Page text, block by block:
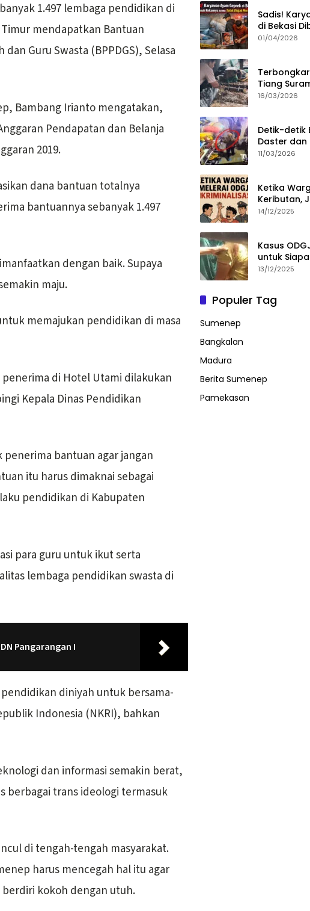
1.497 lembaga pendidikan di
mendapatkan Bantuan
Guru Swasta (BPPDGS), Selasa
Bambang Irianto mengatakan,
Pendapatan dan Belanja
2019.
dana bantuan totalnya
bantuannya sebanyak 1.497
dengan baik. Supaya
maju.
memajukan pendidikan di masa
penerima di Hotel Utami dilakukan
Kepala Dinas Pendidikan
bantuan agar jangan
itu harus dimaknai sebagai
pendidikan di Kabupaten
para guru untuk ikut serta
lembaga pendidikan swasta di
Pangarangan I
diniyah untuk bersama-
Indonesia (NKRI), bahkan
dan informasi semakin berat,
berbagai trans ideologi termasuk
di tengah-tengah masyarakat.
harus mencegah hal itu agar
kokoh dengan utuh.
Sadis!
di Bekasi
karena
01/04/2026
Tiang
ABK
16/03/2026
Detik-detik
Daster dan
Sumenep,
11/03/2026
Ketika
Keributan,
14/12/2025
Kasus
untuk
13/12/2025
Populer Tag
Sumenep
Bangkalan
Madura
Berita Sumenep
Pamekasan